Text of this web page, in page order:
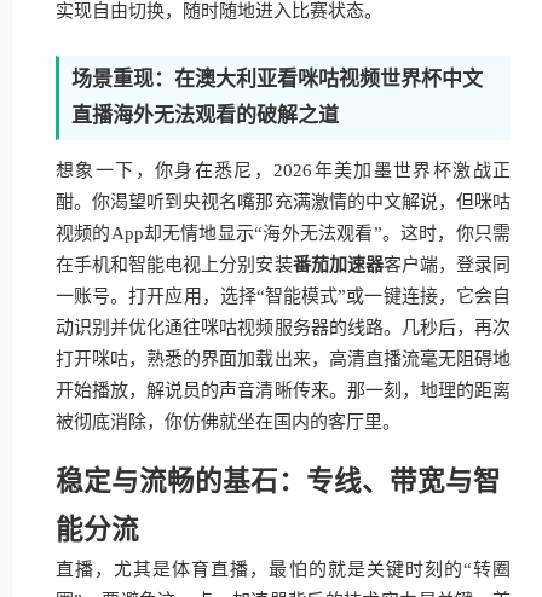
实现自由切换，随时随地进入比赛状态。
场景重现：在澳大利亚看咪咕视频世界杯中文
直播海外无法观看的破解之道
想象一下，你身在悉尼，2026年美加墨世界杯激战正
酣。你渴望听到央视名嘴那充满激情的中文解说，但咪咕
视频的App却无情地显示“海外无法观看”。这时，你只需
在手机和智能电视上分别安装番茄加速器客户端，登录同
一账号。打开应用，选择“智能模式”或一键连接，它会自
动识别并优化通往咪咕视频服务器的线路。几秒后，再次
打开咪咕，熟悉的界面加载出来，高清直播流毫无阻碍地
开始播放，解说员的声音清晰传来。那一刻，地理的距离
被彻底消除，你仿佛就坐在国内的客厅里。
稳定与流畅的基石：专线、带宽与智
能分流
直播，尤其是体育直播，最怕的就是关键时刻的“转圈